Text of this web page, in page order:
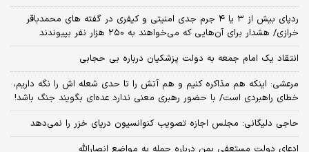
ردپای بیش از ۳ یا ۴ جرم جدی امنیتی و کیفری در گفته های محمدباقر
خرازی/ هشدار برای آن‌هایی که می‌خواهند به ۲۵۰ هزار نفر بپیوندند
انتقاد یک امام جمعه به دولت پزشکیان درباره بی حجابی
مرعشی: اینکه هم مذاکره کنیم و هم آتش را تا حدی شعله اش را نگه داریم،
خطای راهبردی است/ با حضور رهبری معنی ندارد عده‌ای بگویند جنگ باشد!
حاجی دلیگانی: مجلس اجازه تصویب کنوانسیون دریای خزر را نمی‌دهد
ادعای دولت مستعفی یمن درباره حمله به مواضع انصارالله